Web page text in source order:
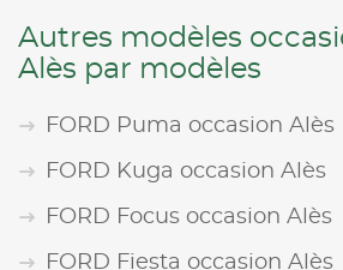
Autres modèles
Alès par modèles
FORD Puma occasion Alès
FORD Kuga occasion Alès
FORD Focus occasion Alès
FORD Fiesta occasion Alès